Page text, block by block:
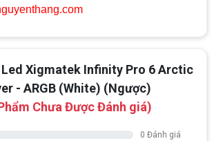
Xigmatek Infinity Pro 6 Arctic
- ARGB (White) (Ngược)
Chưa Được Đánh giá)
0 Đánh giá